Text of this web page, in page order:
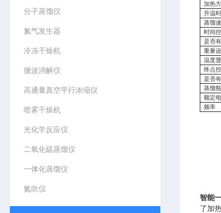
分子蒸馏仪
氮气发生器
冷冻干燥机
微波消解仪
高通量真空平行浓缩仪
喷雾干燥机
光化学反应仪
二氧化硫蒸馏仪
一体化蒸馏仪
氮吹仪
加热
升温
蒸馏
时间
是否
重量
温度
终点
是否有
蒸馏
额定
频率
智能
了加